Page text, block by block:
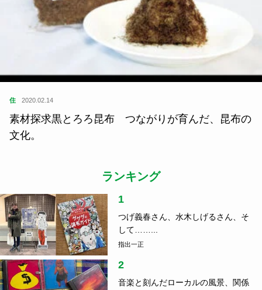
住 2020.02.14
素材探求黒とろろ昆布 つながりが育んだ、昆布の
文化。
ランキング
1
つげ義春さん、水木しげるさん、そ
して……...
指出一正
2
音楽と刻んだローカルの風景、関係